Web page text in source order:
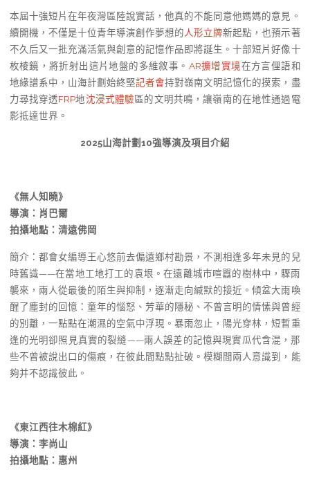
本屆十強短片在年夜灣區陸說實話，他真的不能同意他媽媽的意見。
續開機，不僅是十位青年導演創作夢想的人形立牌新起點，也預示著
不久后又一批充滿活氣與創意的記憶作品即將誕生。十部短片好像十
枚棱鏡，將折射出這片地盤的多維敘事。 AR擴增實境在方言俚語和
地緣譜系中，山海計劃始終堅記者會持對嶺南文明記憶化的摸索，盡
力尋找穿透FRP地沈浸式體驗區的文明共鳴，讓嶺南的在地性通過電
影抵達世界。
2025山海計劃10強導演及項目介紹
《無人知曉》
導演：肖巴爾
拍攝地點：清遠佛岡
簡介：都會女編導王心悠前去偏遠鄉村勘景，不測相逢多年未見的兒
時舊識——在當地工地打工的袁垠。在遠離城市喧囂的樹林中，驟雨
襲來，兩人從最後的陌生與抑制，逐漸走向緘默的接近。傾盆大雨喚
醒了塵封的回憶：童年的惱怒、芳華的隱秘、不曾言明的情愫與曾經
的別離，一點點在潮濕的空氣中浮現。暴雨忽止，陽光穿林，短暫重
逢的光明卻照見真實的裂縫——兩人誤差的記憶與現實瓜代含混，那
些不曾被說出口的傷痕，在彼此間點點扯破。模糊間兩人意識到，能
夠并不認識彼此。
《東江西往木棉紅》
導演：李尚山
拍攝地點：惠州